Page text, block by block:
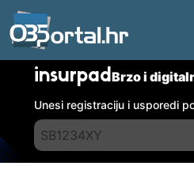
insurpadBrzo i
Unesi registraciju i usporedi